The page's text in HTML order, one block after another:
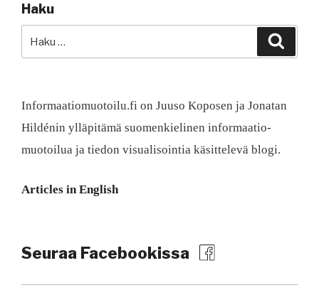
Haku
Informaatiomuotoilu.fi on Juuso Koposen ja Jonatan
Hildénin ylläpitämä suomen­kielinen informaatio­
muotoilua ja tiedon visualisointia käsittelevä blogi.
Articles in English
Seuraa Facebookissa